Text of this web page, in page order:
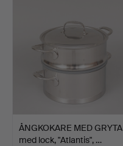
ÅNGKOKARE MED GRYTA
med lock, "Atlantis", …